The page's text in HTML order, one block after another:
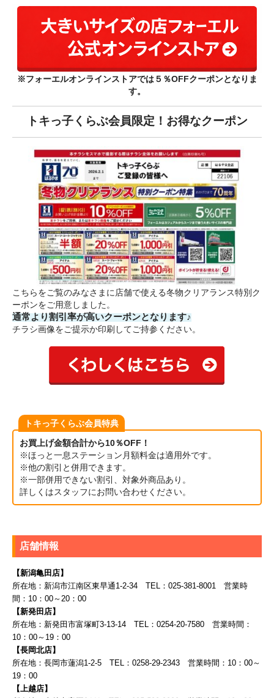
※フォーエルオンラインストアでは５％OFFクーポンとなりま
す。
トキっ子くらぶ会員限定！お得なクーポン
こちらをご覧のみなさまに店舗で使える冬物クリアランス特別ク
ーポンをご用意しました。
通常より割引率が高いクーポンとなります♪
チラシ画像をご提示か印刷してご持参ください。
トキっ子くらぶ会員特典
お買上げ金額合計から10％OFF！
※ほっと一息ステーション月額料金は適用外です。
※他の割引と併用できます。
※一部併用できない割引、対象外商品あり。
詳しくはスタッフにお問い合わせください。
店舗情報
【新潟亀田店】
所在地：新潟市江南区東早通1-2-34 TEL：025-381-8001 営業時
間：10：00～20：00
【新発田店】
所在地：新発田市富塚町3-13-14 TEL：0254-20-7580 営業時間：
10：00～19：00
【長岡北店】
所在地：長岡市蓮潟1-2-5 TEL：0258-29-2343 営業時間：10：00～
19：00
【上越店】